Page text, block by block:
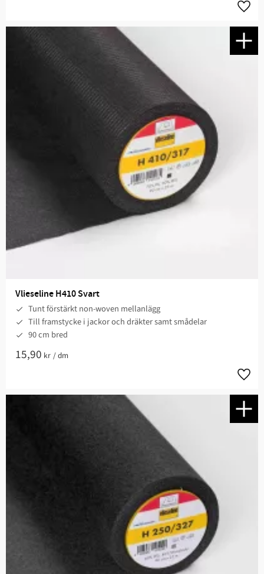
Vlieseline H410 Svart
Tunt förstärkt non-woven mellanlägg
Till framstycke i jackor och dräkter samt smådelar
90 cm bred
15,90 kr /dm